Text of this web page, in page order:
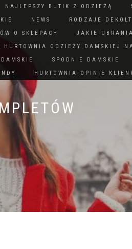
NAJLEPSZY BUTIK Z ODZIEŻĄ
NEWS
RODZAJE
O SKLEPACH
JAKIE
HURTOWNIA ODZIEŻY DAMSKIEJ
SPODNIE DAMSKIE
HURTOWNIA OPINIE